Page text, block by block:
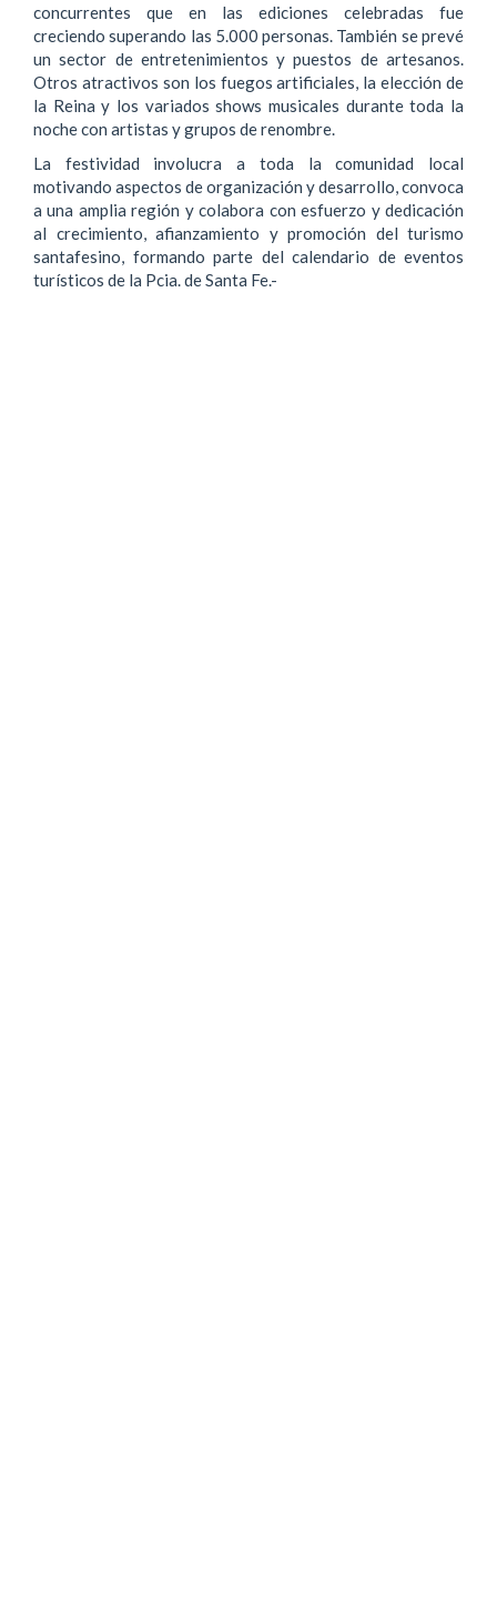
concurrentes que en las ediciones celebradas fue
creciendo superando las 5.000 personas. También se prevé
un sector de entretenimientos y puestos de artesanos.
Otros atractivos son los fuegos artificiales, la elección de
la Reina y los variados shows musicales durante toda la
noche con artistas y grupos de renombre.
La festividad involucra a toda la comunidad local
motivando aspectos de organización y desarrollo, convoca
a una amplia región y colabora con esfuerzo y dedicación
al crecimiento, afianzamiento y promoción del turismo
santafesino, formando parte del calendario de eventos
turísticos de la Pcia. de Santa Fe.-